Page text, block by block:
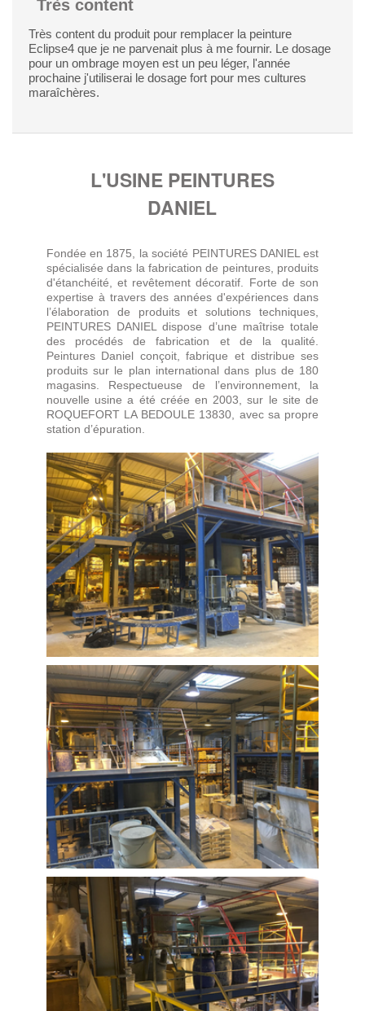
Très content
Très content du produit pour remplacer la peinture
Eclipse4 que je ne parvenait plus à me fournir. Le dosage
pour un ombrage moyen est un peu léger, l'année
prochaine j'utiliserai le dosage fort pour mes cultures
maraîchères.
L'USINE PEINTURES
DANIEL
Fondée en 1875, la société PEINTURES DANIEL est
spécialisée dans la fabrication de peintures, produits
d'étanchéité, et revêtement décoratif. Forte de son
expertise à travers des années d'expériences dans
l’élaboration de produits et solutions techniques,
PEINTURES DANIEL dispose d’une maîtrise totale
des procédés de fabrication et de la qualité.
Peintures Daniel conçoit, fabrique et distribue ses
produits sur le plan international dans plus de 180
magasins. Respectueuse de l’environnement, la
nouvelle usine a été créée en 2003, sur le site de
ROQUEFORT LA BEDOULE 13830, avec sa propre
station d’épuration.